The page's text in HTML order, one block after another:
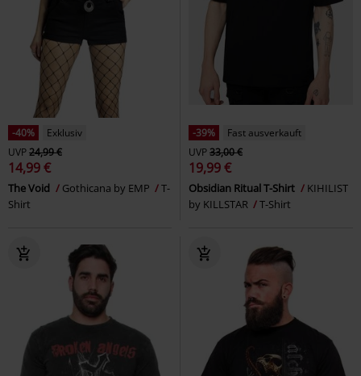
-40%
Exklusiv
UVP24,99 €
14,99 €
The Void Gothicana by EMP
T-
Shirt
-39%
Fast ausverkauft
UVP33,00 €
19,99 €
Obsidian Ritual T-Shirt
KIHILIST
by KILLSTAR
T-Shirt